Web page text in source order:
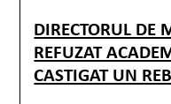
DIRECTORUL DE
REFUZAT
CASTIGAT UN